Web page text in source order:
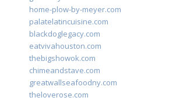
home-plow-by-meyer.com
palatelatincuisine.com
blackdoglegacy.com
eatvivahouston.com
thebigshowok.com
chimeandstave.com
greatwallseafoodny.com
theloverose.com